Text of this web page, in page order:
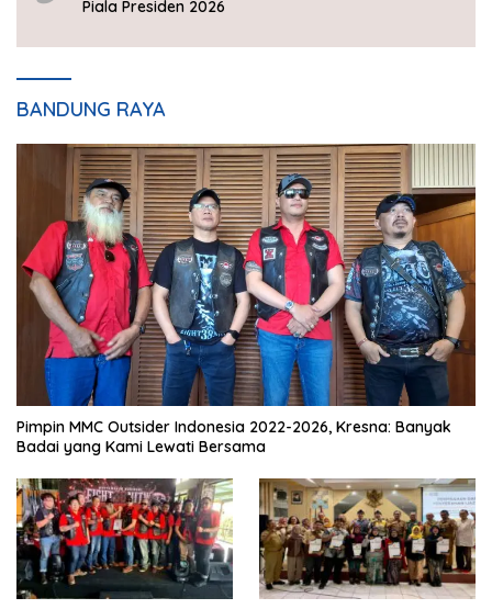
Piala Presiden 2026
BANDUNG RAYA
Pimpin MMC Outsider Indonesia 2022-2026, Kresna: Banyak
Badai yang Kami Lewati Bersama